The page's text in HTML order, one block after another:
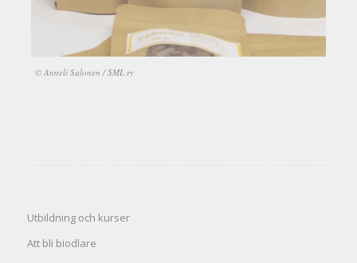
© Anneli Salonen / SML ry
Utbildning och kurser
Att bli biodlare